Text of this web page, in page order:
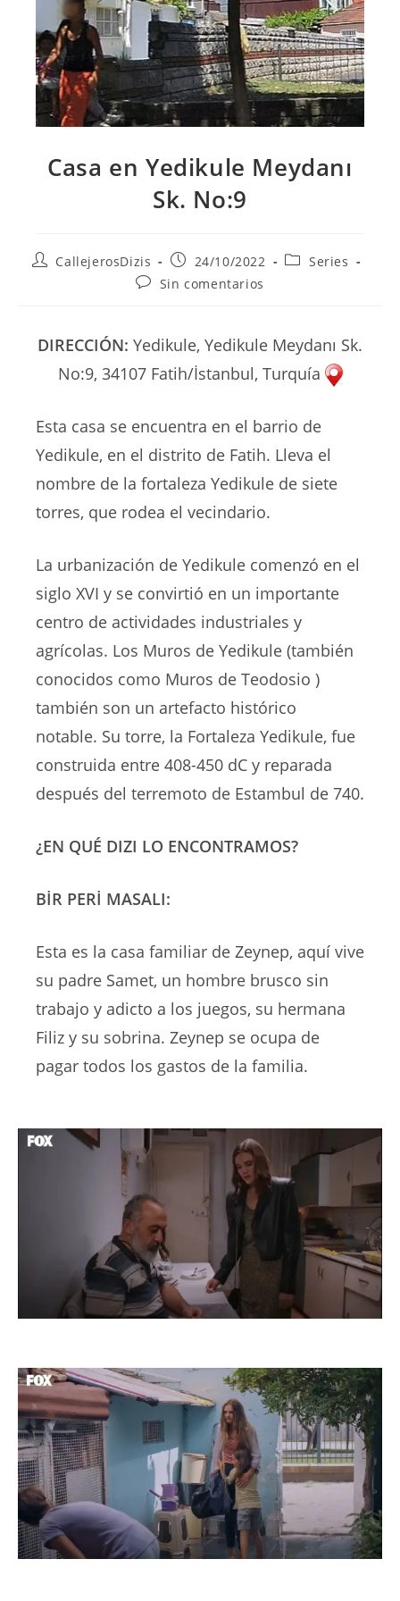
Casa en Yedikule Meydanı
Sk. No:9
AutorCallejerosDizis
Publicación
la
24/10/2022
Categoría
Series
Comentarios
Sin comentarios
DIRECCIÓN: Yedikule, Yedikule Meydanı Sk.
No:9, 34107 Fatih/İstanbul, Turquía
Esta casa se encuentra en el barrio de
Yedikule, en el distrito de Fatih. Lleva el
nombre de la fortaleza Yedikule de siete
torres, que rodea el vecindario.
La urbanización de Yedikule comenzó en el
siglo XVI y se convirtió en un importante
centro de actividades industriales y
agrícolas. Los Muros de Yedikule (también
conocidos como Muros de Teodosio )
también son un artefacto histórico
notable. Su torre, la Fortaleza Yedikule, fue
construida entre 408-450 dC y reparada
después del terremoto de Estambul de 740.
¿EN QUÉ DIZI LO ENCONTRAMOS?
BİR PERİ MASALI:
Esta es la casa familiar de Zeynep, aquí vive
su padre Samet, un hombre brusco sin
trabajo y adicto a los juegos, su hermana
Filiz y su sobrina. Zeynep se ocupa de
pagar todos los gastos de la familia.